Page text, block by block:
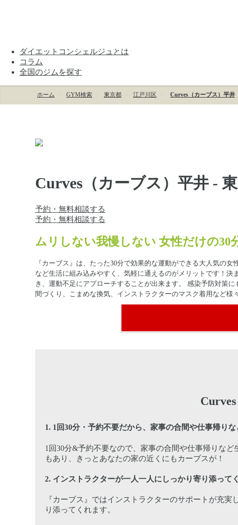
ダイエットコンシェルジュとは
コラム
全国のジムを探す
ホーム GYM検索 東京都 江戸川区 Curves（カーブス）平井
Curves（カーブス）平井 -
予約・無料相談する
予約・無料相談する
ムリしない我慢しない 女性だけの30
『カーブス』は、たった30分で効果的な運動ができる大人気の
など生活に組み込みやすく、気軽に通えるのがメリットです！
き、運動不足にアプローチすることが出来ます。 感染予防対策
間づくり、こまめな換気、インストラクターのマスク着用など様
1. 1回30分・予約不要だから、家事の合間や仕事帰り
1回30分&予約不要なので、家事の合間や仕事帰りな
もあり、きっとあなたの家の近くにもカーブスが！
2. インストラクターが一人一人にしっかり寄り添って
『カーブス』ではインストラクターのサポートが充
り添ってくれます。